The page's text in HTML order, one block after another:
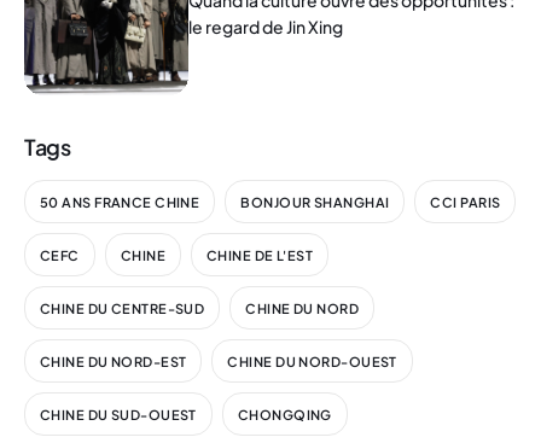
le regard de Jin Xing
Tags
50 ANS FRANCE CHINE BONJOUR SHANGHAI CCI PARIS
CEFC CHINE CHINE DE L'EST
CHINE DU CENTRE-SUD CHINE DU NORD
CHINE DU NORD-EST CHINE DU NORD-OUEST
CHINE DU SUD-OUEST CHONGQING